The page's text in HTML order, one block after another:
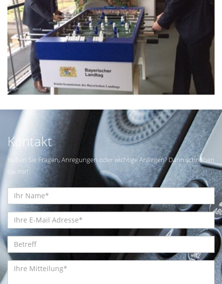
Kontakt
Haben Sie Fragen, Anregungen oder wichtige Anliegen? Dann schreiben
Sie mir!